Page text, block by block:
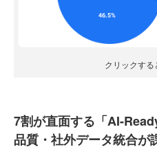
クリックす
7割が直面する「AI-
品質・社外データ統合が